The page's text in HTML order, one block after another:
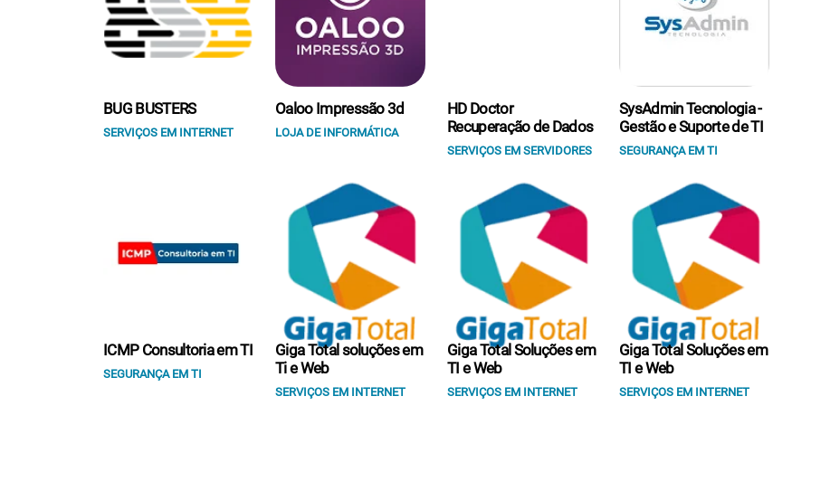
BUG BUSTERS
SERVIÇOS EM INTERNET
Oaloo Impressão 3d
LOJA DE INFORMÁTICA
HD Doctor
Recuperação de Dados
SERVIÇOS EM SERVIDORES
SysAdmin Tecnologia -
Gestão e Suporte de TI
SEGURANÇA EM TI
ICMP Consultoria em TI
SEGURANÇA EM TI
Giga Total soluções em
Ti e Web
SERVIÇOS EM INTERNET
Giga Total Soluções em
TI e Web
SERVIÇOS EM INTERNET
Giga Total Soluções em
TI e Web
SERVIÇOS EM INTERNET